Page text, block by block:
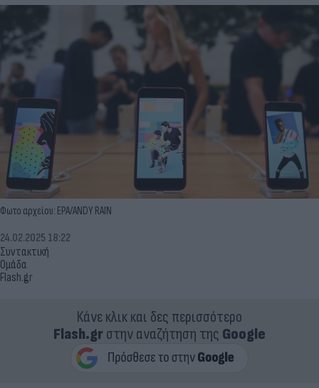
Φωτο αρχείου: EPA/ANDY RAIN
Συντακτική
Ομάδα
Flash.gr
24.02.2025 18:22
Κάνε κλικ και δες περισσότερο
Flash.grστην αναζήτηση της Google